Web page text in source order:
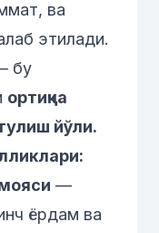
ва
этилади.
бу
ортиқча
йўли.
—
ёрдам ва